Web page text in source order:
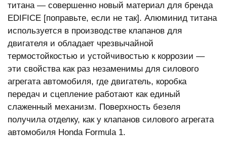
титана — совершенно новый материал для бренда
EDIFICE [поправьте, если не так]. Алюминид титана
используется в производстве клапанов для
двигателя и обладает чрезвычайной
термостойкостью и устойчивостью к коррозии —
эти свойства как раз незаменимы для силового
агрегата автомобиля, где двигатель, коробка
передач и сцепление работают как единый
слаженный механизм. Поверхность безеля
получила отделку, как у клапанов силового агрегата
автомобиля Honda Formula 1.